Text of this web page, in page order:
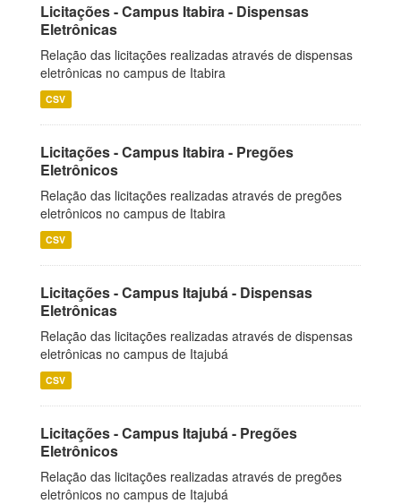
Licitações - Campus Itabira - Dispensas
Eletrônicas
Relação das licitações realizadas através de dispensas
eletrônicas no campus de Itabira
CSV
Licitações - Campus Itabira - Pregões
Eletrônicos
Relação das licitações realizadas através de pregões
eletrônicos no campus de Itabira
CSV
Licitações - Campus Itajubá - Dispensas
Eletrônicas
Relação das licitações realizadas através de dispensas
eletrônicas no campus de Itajubá
CSV
Licitações - Campus Itajubá - Pregões
Eletrônicos
Relação das licitações realizadas através de pregões
eletrônicos no campus de Itajubá